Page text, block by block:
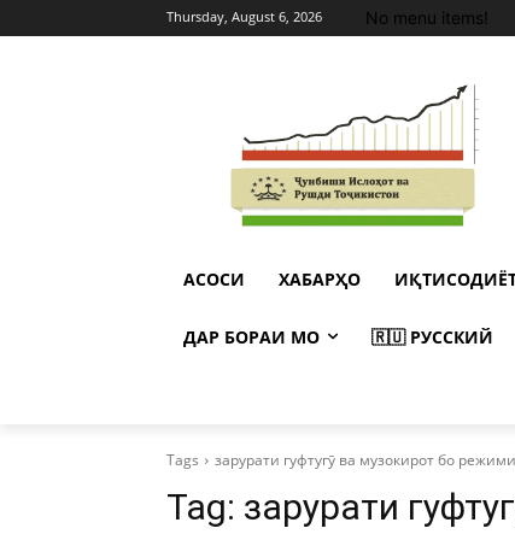
Thursday, August 6, 2026 No menu items!
АСОСИ ХАБАРҲО
ДАР БОРАИ МО 🇷🇺 РУССКИЙ
Tags зарурати гуфтугӯ ва музокирот бо
Tag: зарурати